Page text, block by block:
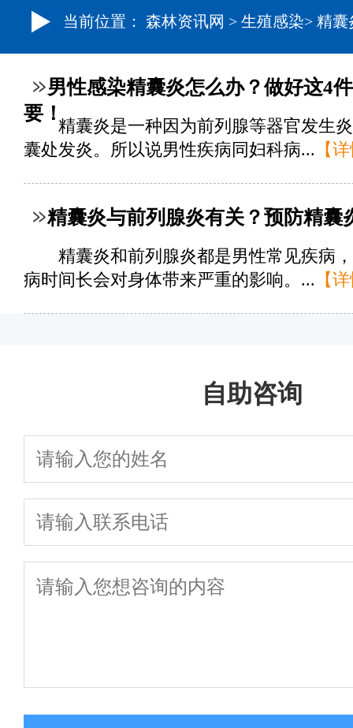
当前位置： 森林资讯网 > 生殖感染> 精囊
男性感染精囊炎怎么办？做好这4
要！
精囊炎是一种因为前列腺等器官发生
囊处发炎。所以说男性疾病同妇科病... 【
精囊炎与前列腺炎有关？预防精囊
精囊炎和前列腺炎都是男性常见疾病
病时间长会对身体带来严重的影响。... 【
自助咨询